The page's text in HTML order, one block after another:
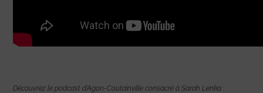
Découvrez le podcast d’Agon-Coutainville consacré à Sarah Lenka :